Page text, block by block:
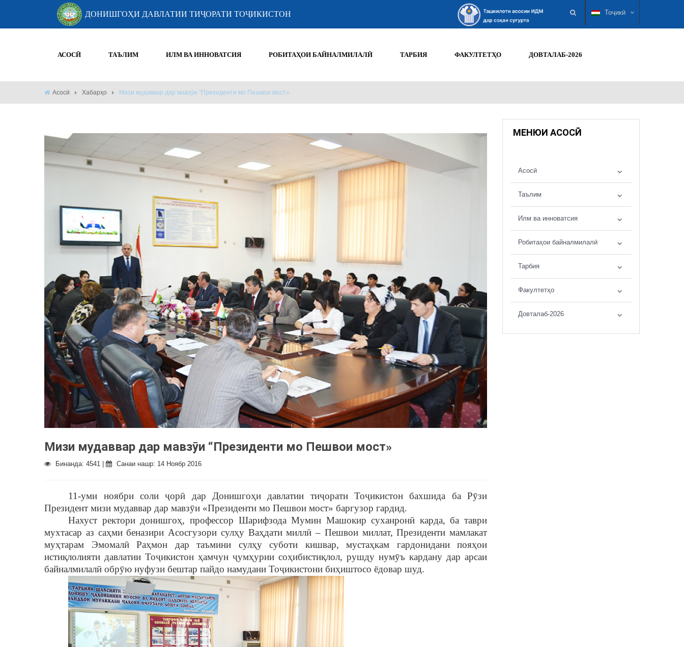
ДОНИШГОҲИ ДАВЛАТИИ ТИҶОРАТИ ТОҶИКИСТОН Тоҷикӣ
АСОСӢ ТАЪЛИМ ИЛМ ВА ИННОВАТСИЯ РОБИТАҲОИ БАЙНАЛМИЛАЛӢ ТАРБИЯ ФАКУЛТЕТҲО ДОВТАЛАБ-2026
Асосӣ Хабарҳо Мизи мудаввар дар мавзȳи “Президенти мо Пешвои мост»
Мизи мудаввар дар мавзȳи “Президенти мо Пешвои мост»
Бинанда: 4541 | Санаи нашр: 14 Ноябр 2016
11-уми ноябри солиҷорӣ дар Донишгоҳи давлатии тиҷорати Тоҷикистон бахшида ба Рȳзи
Президент мизи мудаввар дар мавзȳи «Президенти мо Пешвои мост» баргузор гардид.
Нахуст ректори донишгоҳ, профессор Шарифзода Мумин Машокир суханронӣ карда, ба таври
мухтасар аз саҳми беназири Асосгузори сулҳу Ваҳдати миллӣ – Пешвои миллат, Президенти мамлакат
муҳтарам ЭмомалӣРаҳмон дар таъмини сулҳу суботи кишвар, мустаҳкам гардонидани пояҳои
истиқлолияти давлатии Тоҷикистон ҳамчун ҷумҳурии соҳибистиқлол, рушду нумȳъ кардану дар арсаи
байналмилалӣ обрȳю нуфузи бештар пайдо намудани Тоҷикистони биҳиштосо ёдовар шуд.
МЕНЮИ АСОСӢ
Асосӣ
Таълим
Илм ва инноватсия
Робитаҳои байналмилалӣ
Тарбия
Факултетҳо
Довталаб-2026